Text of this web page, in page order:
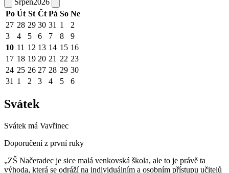
Po Út St Čt Pá So Ne
27 28 29 30 31 1
2
3
4 5 6 7 8
9
10 11 12 13 14 15 16
17 18 19 20 21 22 23
24 25 26 27 28 29 30
31 1 2 3 4 5 6
Svátek
Svátek má Vavřinec
Doporučení z první ruky
„ZŠ Načeradec je sice malá venkovská škola, ale to je právě ta
výhoda, která se odráží na individuálním a osobním přístupu učitelů